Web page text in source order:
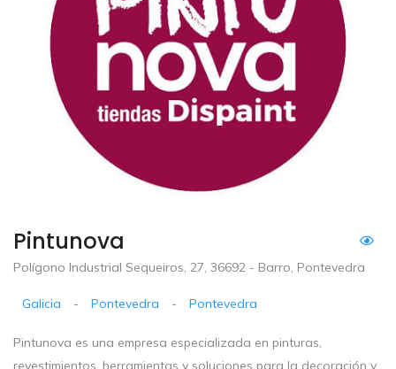
Pintunova
Polígono Industrial Sequeiros, 27, 36692 - Barro, Pontevedra
Galicia - Pontevedra - Pontevedra
Pintunova es una empresa especializada en pinturas,
revestimientos, herramientas y soluciones para la decoración y